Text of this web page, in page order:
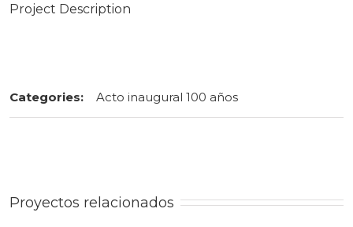
Project Description
Categories: Acto inaugural 100 años
Proyectos relacionados